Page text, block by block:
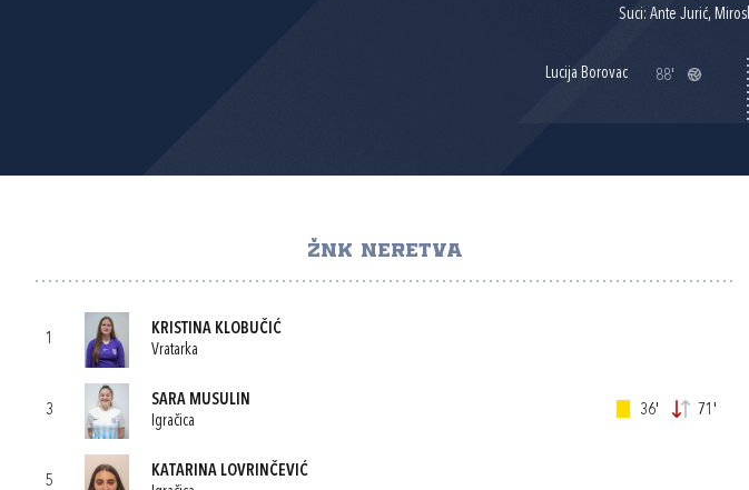
Suci: Ante Jurić,
Lucija Borovac 88'
ŽNK NERETVA
1
KRISTINA KLOBUČIĆ
Vratarka
3
SARA MUSULIN
Igračica
36' 71'
5
KATARINA LOVRINČEVIĆ